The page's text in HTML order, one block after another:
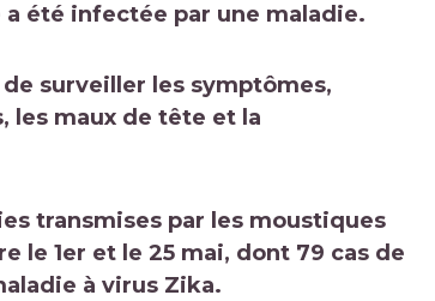
a été infectée par une maladie.
surveiller les symptômes,
les maux de tête et la
transmises par les moustiques
le 1er et le 25 mai, dont 79 cas de
à virus Zika.